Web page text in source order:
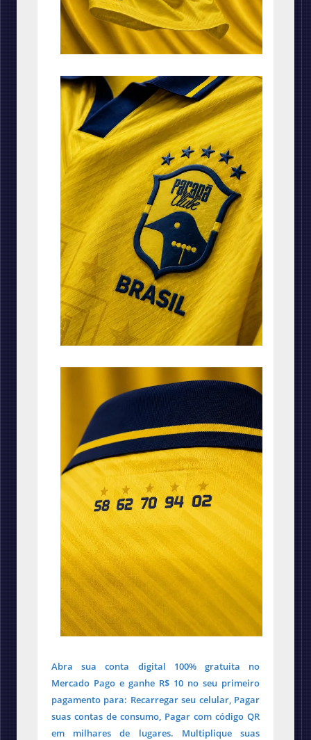
Abra sua conta digital 100% gratuita no
Mercado Pago e ganhe R$ 10 no seu primeiro
pagamento para: Recarregar seu celular, Pagar
suas contas de consumo, Pagar com código QR
em milhares de lugares. Multiplique suas